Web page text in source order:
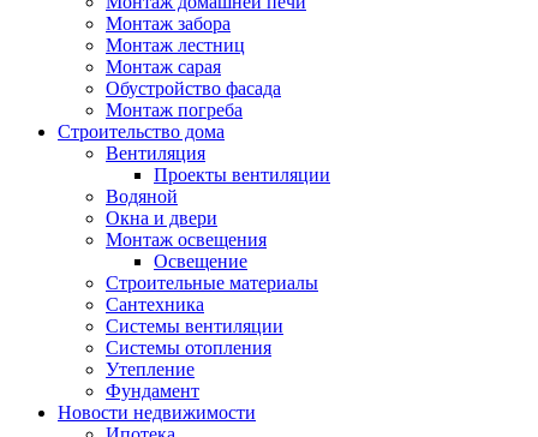
Монтаж забора
Монтаж лестниц
Монтаж сарая
Обустройство фасада
Монтаж погреба
Строительство дома
Вентиляция
Проекты вентиляции
Водяной
Окна и двери
Монтаж освещения
Освещение
Строительные материалы
Сантехника
Системы вентиляции
Системы отопления
Утепление
Фундамент
Новости недвижимости